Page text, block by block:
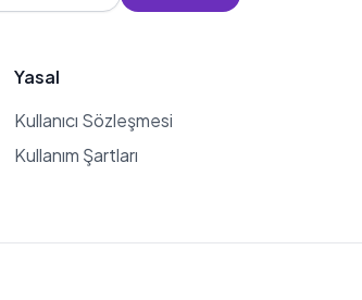
Yasal
Kullanıcı Sözleşmesi
Kullanım Şartları